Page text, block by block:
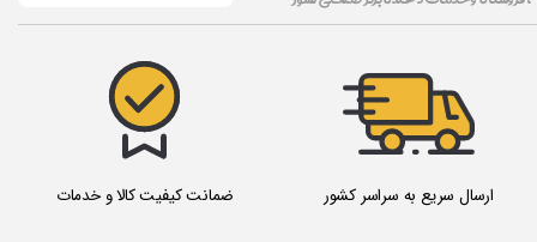
ضمانت کیفیت کالا و خدمات ارسال سریع به سراسر کشور